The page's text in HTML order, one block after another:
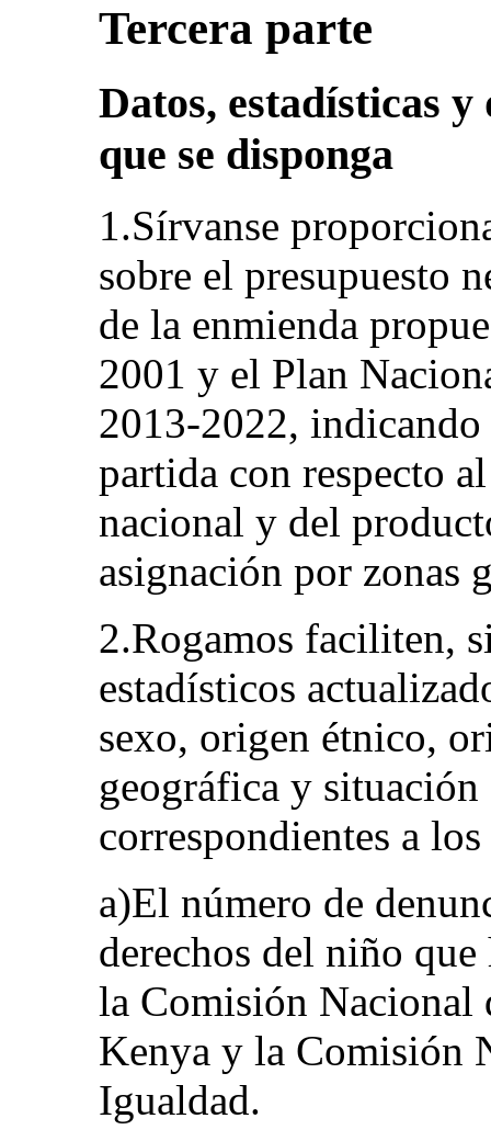
Tercera parte
Datos, estadísticas
que se disponga
1.Sírvanse
sobre el presupuesto
de la enmienda
2001 y el Plan
2013-2022, indicando
partida con respecto
nacional y del
asignación por zonas
2.Rogamos faciliten,
estadísticos
sexo, origen étnico,
geográfica y
correspondientes a
a)El número de
derechos del niño
la Comisión Nacional
Kenya y la Comisión
Igualdad.